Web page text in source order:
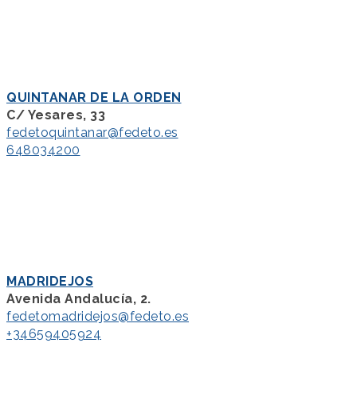
QUINTANAR DE LA ORDEN
C/ Yesares, 33
fedetoquintanar@fedeto.es
648034200
MADRIDEJOS
Avenida Andalucía, 2.
fedetomadridejos@fedeto.es
+34659405924